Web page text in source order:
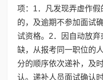
项：1．凡发现弄虚作
的，及逾期不参加面试
试资格。2．因自动放
缺，从报考同一职位的
分的顺序依次递补，及
认。递补人员面试确认